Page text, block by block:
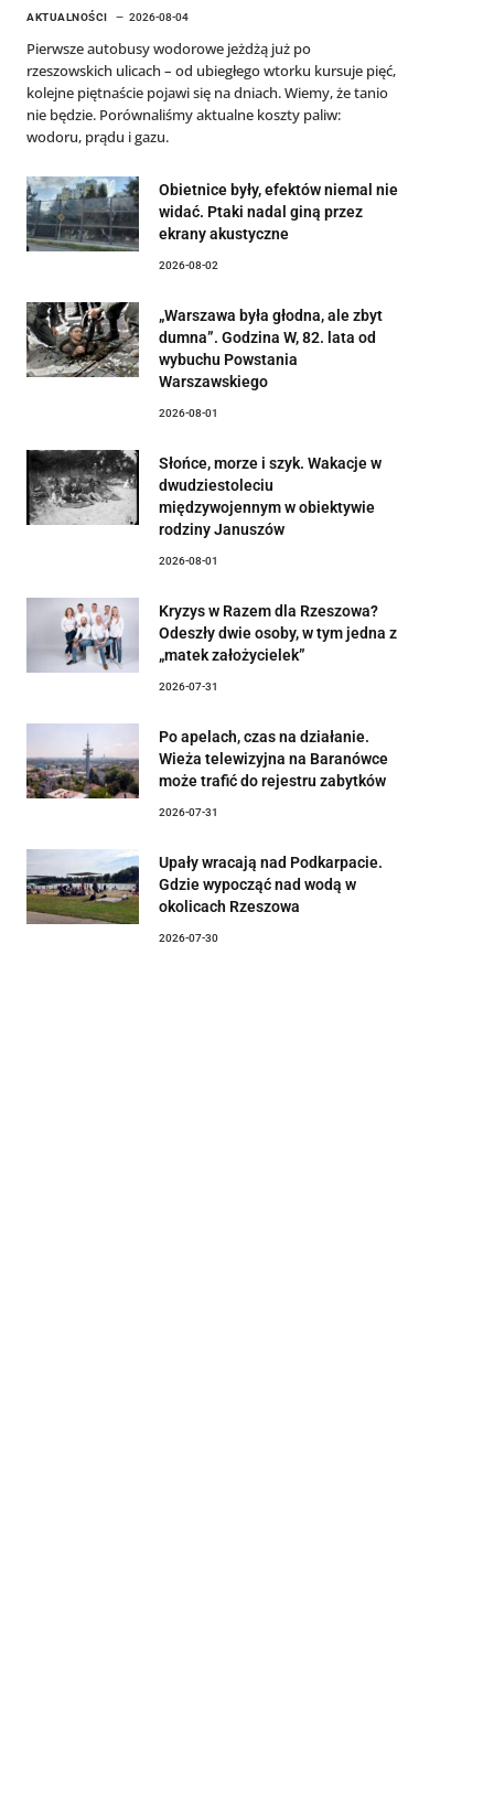
AKTUALNOŚCI 2026-08-04
Pierwsze autobusy wodorowe jeżdżą już po
rzeszowskich ulicach – od ubiegłego wtorku kursuje pięć,
kolejne piętnaście pojawi się na dniach. Wiemy, że tanio
nie będzie. Porównaliśmy aktualne koszty paliw:
wodoru, prądu i gazu.
Obietnice były, efektów niemal nie
widać. Ptaki nadal giną przez
ekrany akustyczne
2026-08-02
„Warszawa była głodna, ale zbyt
dumna”. Godzina W, 82. lata od
wybuchu Powstania
Warszawskiego
2026-08-01
Słońce, morze i szyk. Wakacje w
dwudziestoleciu
międzywojennym w obiektywie
rodziny Januszów
2026-08-01
Kryzys w Razem dla Rzeszowa?
Odeszły dwie osoby, w tym jedna z
„matek założycielek”
2026-07-31
Po apelach, czas na działanie.
Wieża telewizyjna na Baranówce
może trafić do rejestru zabytków
2026-07-31
Upały wracają nad Podkarpacie.
Gdzie wypocząć nad wodą w
okolicach Rzeszowa
2026-07-30